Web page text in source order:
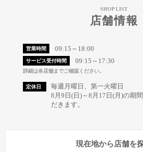
SHOP LIST
店舗情報
営業時間 09:15～18:00
サービス受付時間 09:15～17:30
詳細は各店舗までご確認ください。
定休日
毎週月曜日、第一火曜日
8月9日(日)～8月17日(月)の期
だきます。
現在地から店舗を